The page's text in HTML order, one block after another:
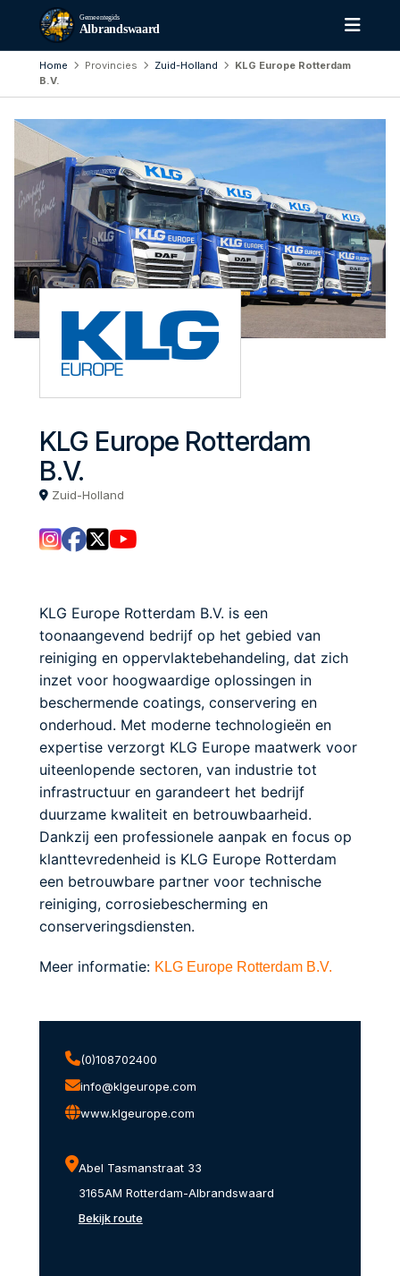
Gemeentegids
Albrandswaard
Home Provincies Zuid-Holland
KLG Europe Rotterdam
B.V.
KLG Europe Rotterdam
B.V.
Zuid-Holland
KLG Europe Rotterdam B.V. is een
toonaangevend bedrijf op het gebied van
reiniging en oppervlaktebehandeling, dat zich
inzet voor hoogwaardige oplossingen in
beschermende coatings, conservering en
onderhoud. Met moderne technologieën en
expertise verzorgt KLG Europe maatwerk voor
uiteenlopende sectoren, van industrie tot
infrastructuur en garandeert het bedrijf
duurzame kwaliteit en betrouwbaarheid.
Dankzij een professionele aanpak en focus op
klanttevredenheid is KLG Europe Rotterdam
een betrouwbare partner voor technische
reiniging, corrosiebescherming en
conserveringsdiensten.
Meer informatie: KLG Europe Rotterdam B.V.
(0)108702400
info@klgeurope.com
www.klgeurope.com
Abel Tasmanstraat 33
3165AM Rotterdam-Albrandswaard
Bekijk route